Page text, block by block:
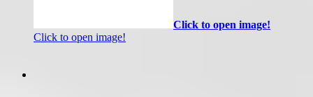
Click to open image!
Click to open image!